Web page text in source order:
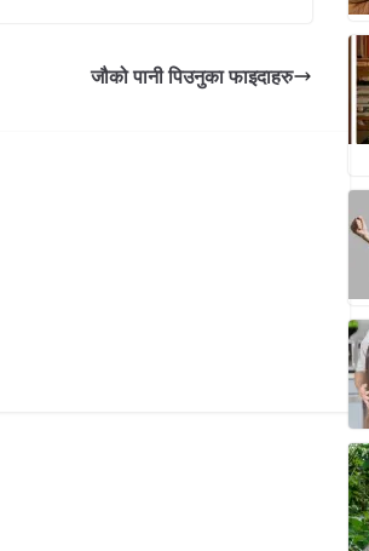
जौको पानी पिउनुका फाइदाहरु